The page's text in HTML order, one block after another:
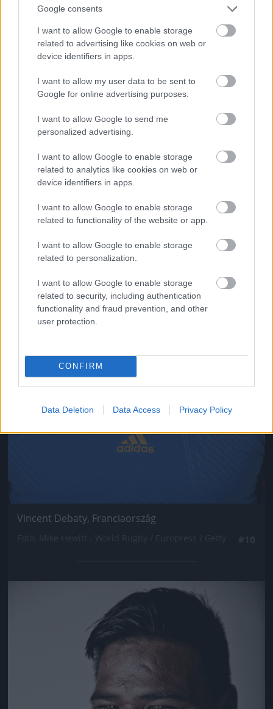
Google consents
I want to allow Google to enable storage
related to advertising like cookies on web or
device identifiers in apps.
I want to allow my user data to be sent to
Google for online advertising purposes.
I want to allow Google to send me
personalized advertising.
I want to allow Google to enable storage
related to analytics like cookies on web or
device identifiers in apps.
I want to allow Google to enable storage
related to functionality of the website or app.
I want to allow Google to enable storage
related to personalization.
I want to allow Google to enable storage
related to security, including authentication
functionality and fraud prevention, and other
user protection.
CONFIRM
Data Deletion Data Access Privacy Policy
Jacques Burger, Namíbia
Fotó: Matt Lewis - World Rugby / Europress / Getty
Jön még kép!
Vincent Debaty, Franciaország
Jön még kép!